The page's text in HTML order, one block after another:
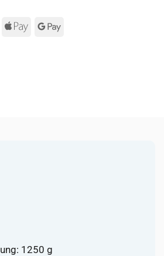
MasterCard
Apple Google
1250 g